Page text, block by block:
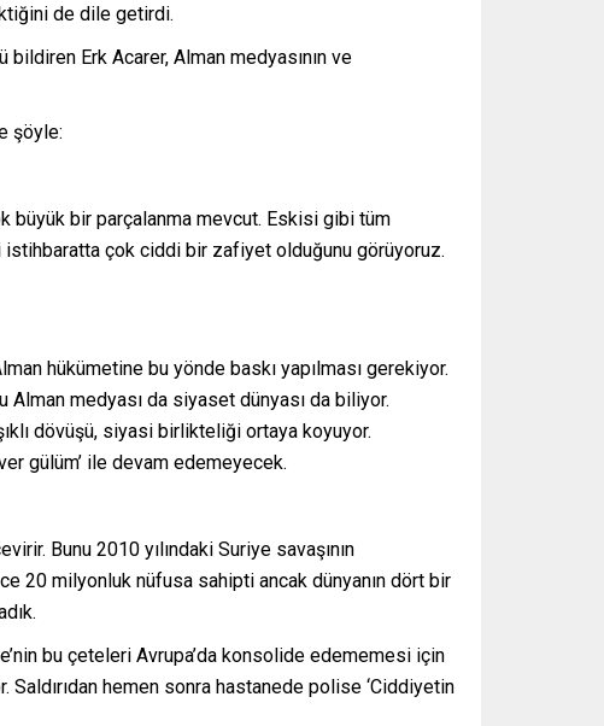
de dile getirdi.
Erk Acarer, Alman medyasının ve
şöyle:
büyük bir parçalanma mevcut. Eskisi gibi tüm
istihbaratta çok ciddi bir zafiyet olduğunu görüyoruz.
hükümetine bu yönde baskı yapılması gerekiyor.
Alman medyası da siyaset dünyası da biliyor.
dövüşü, siyasi birlikteliği ortaya koyuyor.
gülüm’ ile devam edemeyecek.
Bunu 2010 yılındaki Suriye savaşının
20 milyonluk nüfusa sahipti ancak dünyanın dört bir
bu çeteleri Avrupa’da konsolide edememesi için
hemen sonra hastanede polise ‘Ciddiyetin